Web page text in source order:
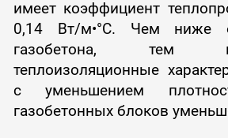
имеет коэффициент
0,14 Вт/м•°С. Чем ниже
газобетона, тем
теплоизоляционные
с уменьшением
газобетонных блоков